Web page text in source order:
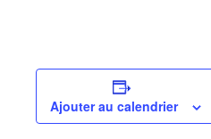
Ajouter au calendrier